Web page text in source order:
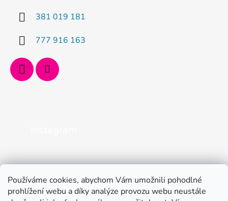
Používáme cookies, abychom Vám umožnili pohodlné
prohlížení webu a díky analýze provozu webu neustále
381 019 181
777 916 163